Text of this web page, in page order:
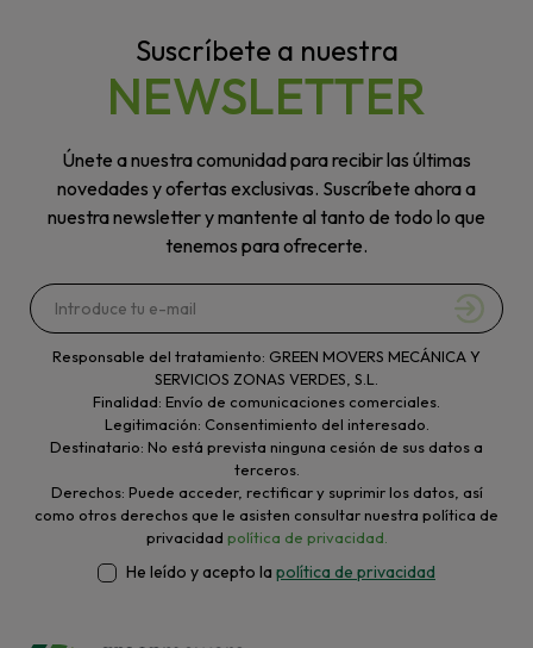
Suscríbete a nuestra
NEWSLETTER
Únete a nuestra comunidad para recibir las últimas
novedades y ofertas exclusivas. Suscríbete ahora a
nuestra newsletter y mantente al tanto de todo lo que
tenemos para ofrecerte.
Responsable del tratamiento: GREEN MOVERS MECÁNICA Y
SERVICIOS ZONAS VERDES, S.L.
Finalidad: Envío de comunicaciones comerciales.
Legitimación: Consentimiento del interesado.
Destinatario: No está prevista ninguna cesión de sus datos a
terceros.
Derechos: Puede acceder, rectificar y suprimir los datos, así
como otros derechos que le asisten consultar nuestra política de
privacidad política de privacidad.
He leído y acepto la política de privacidad